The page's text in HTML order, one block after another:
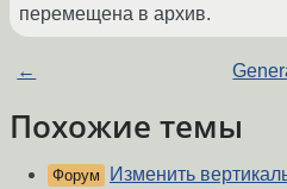
перемещена в архив.
←
Похожие темы
Форум
Изменить